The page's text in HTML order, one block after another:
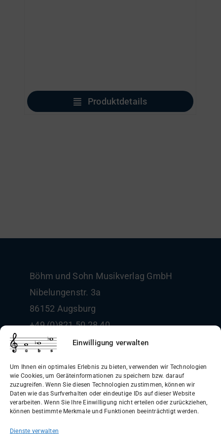
Einwilligung verwalten
Um Ihnen ein optimales Erlebnis zu bieten, verwenden wir Technologien
wie Cookies, um Geräteinformationen zu speichern bzw. darauf
zuzugreifen. Wenn Sie diesen Technologien zustimmen, können wir
Daten wie das Surfverhalten oder eindeutige IDs auf dieser Website
verarbeiten. Wenn Sie Ihre Einwilligung nicht erteilen oder zurückziehen,
können bestimmte Merkmale und Funktionen beeinträchtigt werden.
Dienste verwalten
Produktdetails
Böhm und Sohn Musikverlag GmbH
Nibelungenstr. 3a
86152 Augsburg
+49 (0)821 50 28 40
info@boehm-und-sohn.de
Allgemeine Geschäftsbedingungen